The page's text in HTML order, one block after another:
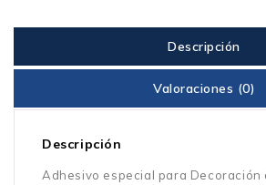
Descripción
Valoraciones (0)
Descripción
Adhesivo especial para Decoración